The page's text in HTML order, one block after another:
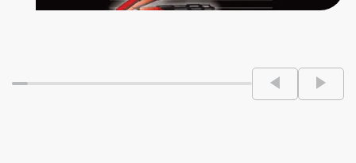
dynamique sur toute les fonctions
manœuvrée, en réalisant des
manutentions toujours parfaitement